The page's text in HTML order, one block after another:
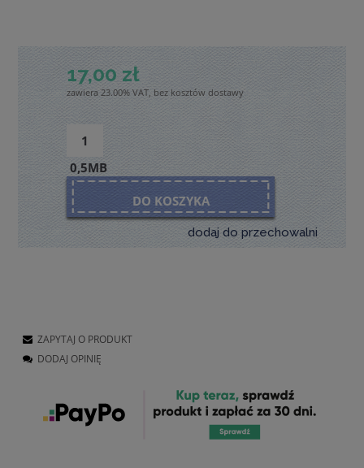
17,00 zł
zawiera 23.00% VAT, bez kosztów dostawy
0,5MB
DO KOSZYKA
dodaj do przechowalni
ZAPYTAJ O PRODUKT
DODAJ OPINIĘ